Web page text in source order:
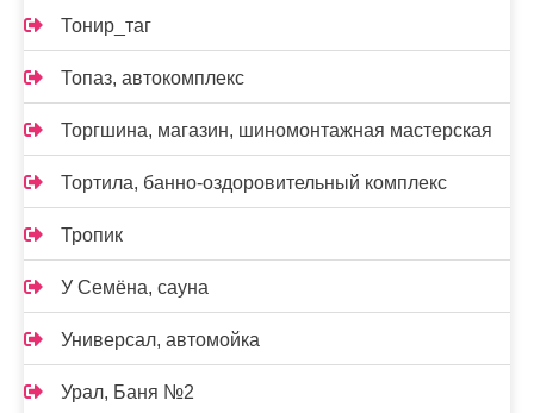
Тонир_таг
Топаз, автокомплекс
Торгшина, магазин, шиномонтажная мастерская
Тортила, банно-оздоровительный комплекс
Тропик
У Семёна, сауна
Универсал, автомойка
Урал, Баня №2